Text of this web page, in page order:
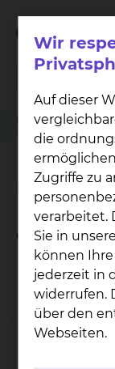
Patienten
PD Dr. Marc-Frederic
PD Dr.
Leitender
Facharzt
Spezielle
Wir
Auf dieser
die
Zugriffe zu
verarbeitet.
Sie in
können
jederzeit in
widerrufen.
über den
Webseiten.